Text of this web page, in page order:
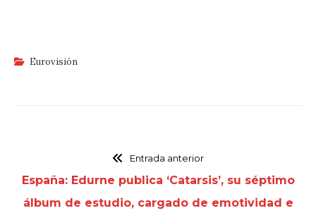
Eurovisión
Entrada anterior
España: Edurne publica ‘Catarsis’, su séptimo
álbum de estudio, cargado de emotividad e